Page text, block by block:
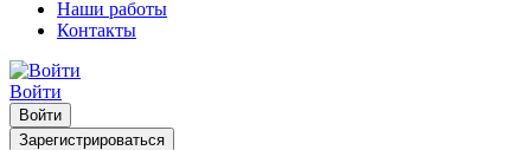
Наши работы
Контакты
Войти
Войти
Зарегистрироваться